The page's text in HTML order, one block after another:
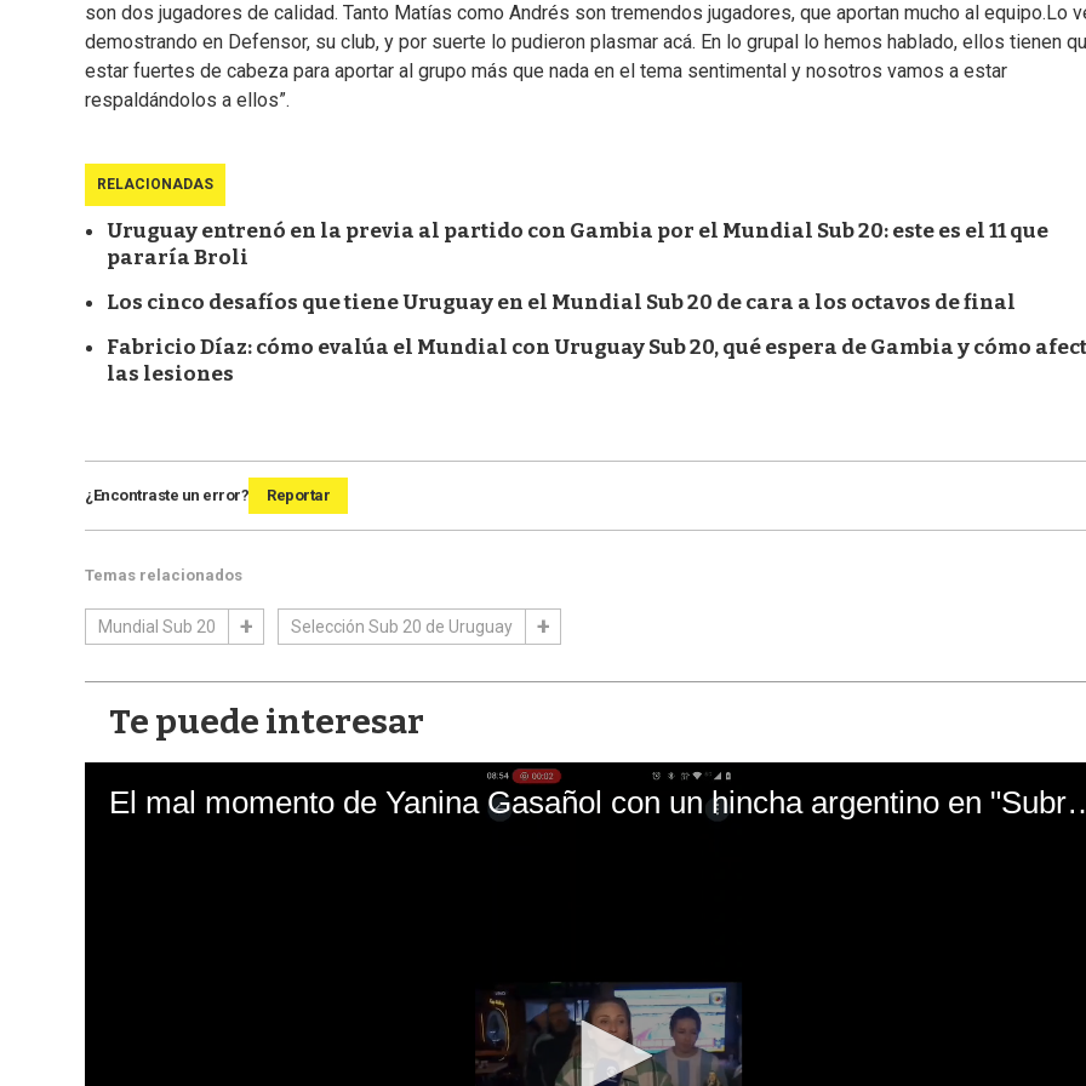
son dos jugadores de calidad. Tanto Matías como Andrés son tremendos jugadores, que aportan mucho al equipo.Lo
demostrando en Defensor, su club, y por suerte lo pudieron plasmar acá. En lo grupal lo hemos hablado, ellos tienen
estar fuertes de cabeza para aportar al grupo más que nada en el tema sentimental y nosotros vamos a estar
respaldándolos a ellos”.
RELACIONADAS
Uruguay entrenó en la previa al partido con Gambia por el Mundial Sub 20: este es el 11 que
pararía Broli
Los cinco desafíos que tiene Uruguay en el Mundial Sub 20 de cara a los octavos de final
Fabricio Díaz: cómo evalúa el Mundial con Uruguay Sub 20, qué espera de Gambia y cómo
las lesiones
¿Encontraste un error? Reportar
Temas relacionados
Mundial Sub 20 Selección Sub 20 de Uruguay
Te puede interesar
El mal momento de Yanina